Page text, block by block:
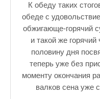
К обеду таких
обеде с
обжигающе-горячий
и такой же
половину дня
теперь уже без
моменту окончания
валков сена уже